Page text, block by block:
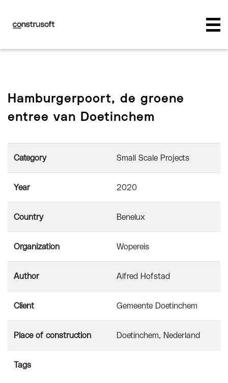
Hamburgerpoort, de groene
entree van Doetinchem
Category Small Scale Projects
Year 2020
Country Benelux
Organization Wopereis
Author Alfred Hofstad
Client Gemeente Doetinchem
Place of construction Doetinchem, Nederland
Tags